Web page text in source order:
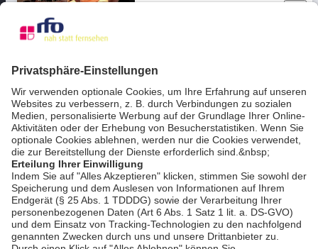
bookmark_border
27. März 2026 05:29 Min.
Quadro Nuevo und ihre
größte musikalische
Kollaboration